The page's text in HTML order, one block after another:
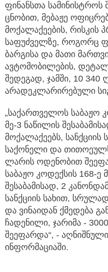
ფინანსთა სამინისტროს
ცნობით, მებაჟე
მოქალაქეების, რისკის
საფუძველზე, როგორც
ბარგისა და მათი
ავტომობილების,
შედეგად, ჯამში, 10 340
არადეკლარირებული
„საქართველოს საბაჟო
მე-3 ნაწილის
მოქალაქეებს,
საქონელი და
ლარის ოდენობით
საბაჟო კოდექსის 168-ე
შესაბამისად, 2
სანქციის სახით,
და ვინაიდან ქმედება
ჩადენილი, ჯარიმა -
შეეფარდა“, -
ინფორმაციაში.